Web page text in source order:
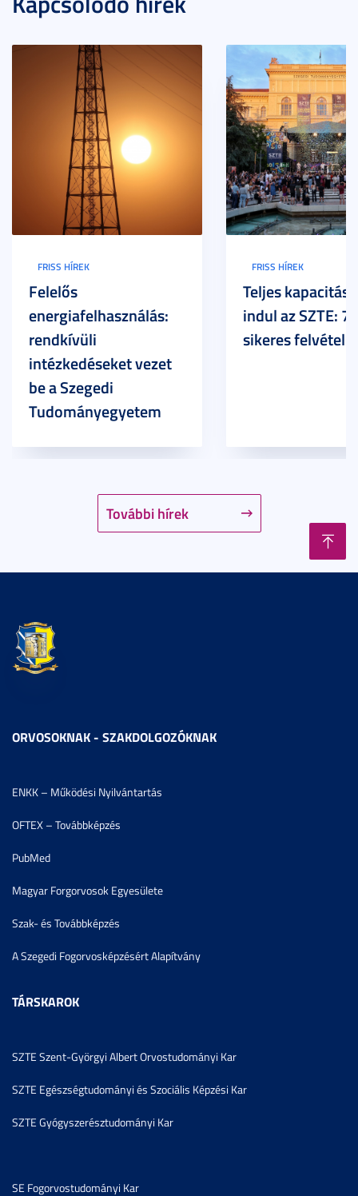
További hírek
FRISS HÍREK
Felelős
energiafelhasználás:
rendkívüli
intézkedéseket vezet
be a Szegedi
Tudományegyetem
FRISS HÍREK
Teljes
indul az SZTE:
sikeres
ORVOSOKNAK - SZAKDOLGOZÓKNAK
ENKK – Működési Nyilvántartás
OFTEX – Továbbképzés
PubMed
Magyar Forgorvosok Egyesülete
Szak- és Továbbképzés
A Szegedi Fogorvosképzésért Alapítvány
TÁRSKAROK
SZTE Szent-Györgyi Albert Orvostudományi Kar
SZTE Egészségtudományi és Szociális Képzési Kar
SZTE Gyógyszerésztudományi Kar
SE Fogorvostudományi Kar